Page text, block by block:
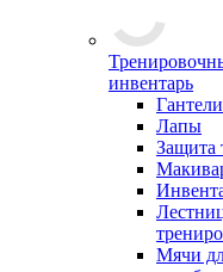
инвентарь
Гантели
Лапы
Защита
Мячи